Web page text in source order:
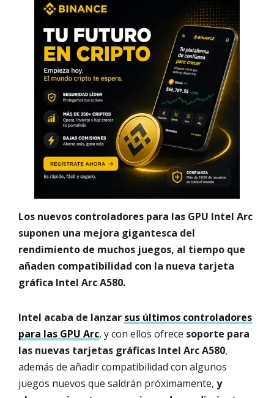
Los nuevos controladores para las GPU Intel Arc
suponen una mejora gigantesca del
rendimiento de muchos juegos, al tiempo que
añaden compatibilidad con la nueva tarjeta
gráfica Intel Arc A580.
Intel acaba de lanzar sus últimos controladores
para las GPU Arc, y con ellos ofrece soporte para
las nuevas tarjetas gráficas Intel Arc A580,
además de añadir compatibilidad con algunos
juegos nuevos que saldrán próximamente, y